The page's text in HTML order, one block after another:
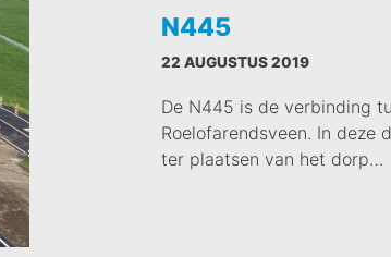
N445
22 AUGUSTUS 2019
De N445 is de verbinding
Roelofarendsveen. In deze
ter plaatsen van het dorp…